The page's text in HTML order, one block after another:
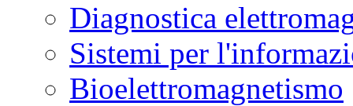
Diagnostica
Sistemi per
Bioelettromagnetismo